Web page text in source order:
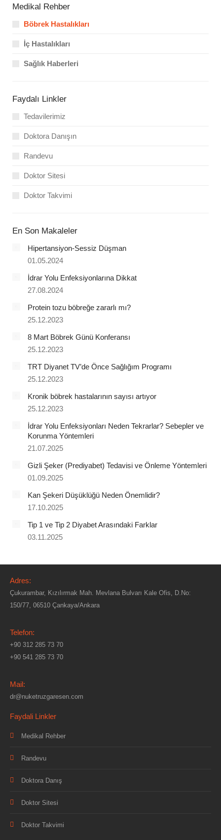
Medikal Rehber
Böbrek Hastalıkları
İç Hastalıkları
Sağlık Haberleri
Faydalı Linkler
Tedavilerimiz
Doktora Danışın
Randevu
Doktor Sitesi
Doktor Takvimi
En Son Makaleler
Hipertansiyon-Sessiz Düşman
01.05.2024
İdrar Yolu Enfeksiyonlarına Dikkat
27.08.2024
Protein tozu böbreğe zararlı mı?
25.12.2023
8 Mart Böbrek Günü Konferansı
25.12.2023
TRT Diyanet TV’de Önce Sağlığım Programı
25.12.2023
Kronik böbrek hastalarının sayısı artıyor
25.12.2023
İdrar Yolu Enfeksiyonları Neden Tekrarlar? Sebepler ve
Korunma Yöntemleri
21.07.2025
Gizli Şeker (Prediyabet) Tedavisi ve Önleme Yöntemleri
01.09.2025
Kan Şekeri Düşüklüğü Neden Önemlidir?
17.10.2025
Tip 1 ve Tip 2 Diyabet Arasındaki Farklar
03.11.2025
Adres:
Çukurambar, Kızılırmak Mah. Mevlana Bulvarı Kale Ofis, D.No:
150/77, 06510 Çankaya/Ankara
Telefon:
+90 312 285 73 70
+90 541 285 73 70
Mail:
dr@nuketruzgaresen.com
Faydali Linkler
Medikal Rehber
Randevu
Doktora Danış
Doktor Sitesi
Doktor Takvimi